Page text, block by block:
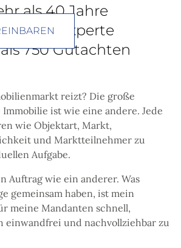
als 40 Jahre
750 Gutachten
reizt? Die große
ist wie eine andere. Jede
wie Objektart, Markt,
und Marktteilnehmer zu
Aufgabe.
Auftrag wie ein anderer. Was
gemeinsam haben, ist mein
meine Mandanten schnell,
einwandfrei und nachvollziehbar zu